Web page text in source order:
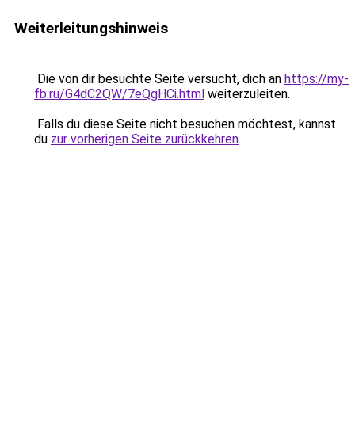
Weiterleitungshinweis
Die von dir besuchte Seite versucht, dich an https://my-
fb.ru/G4dC2QW/7eQgHCi.html weiterzuleiten.
Falls du diese Seite nicht besuchen möchtest, kannst
du zur vorherigen Seite zurückkehren.